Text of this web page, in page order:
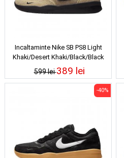
Incaltaminte Nike SB PS8 Light
Khaki/Desert Khaki/Black/Black
599 lei389 lei
-40%